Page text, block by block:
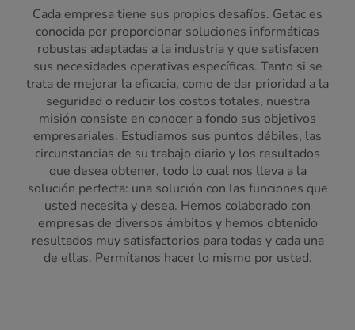
Cada empresa tiene sus propios desafíos. Getac es
conocida por proporcionar soluciones informáticas
robustas adaptadas a la industria y que satisfacen
sus necesidades operativas específicas. Tanto si se
trata de mejorar la eficacia, como de dar prioridad a la
seguridad o reducir los costos totales, nuestra
misión consiste en conocer a fondo sus objetivos
empresariales. Estudiamos sus puntos débiles, las
circunstancias de su trabajo diario y los resultados
que desea obtener, todo lo cual nos lleva a la
solución perfecta: una solución con las funciones que
usted necesita y desea. Hemos colaborado con
empresas de diversos ámbitos y hemos obtenido
resultados muy satisfactorios para todas y cada una
de ellas. Permítanos hacer lo mismo por usted.